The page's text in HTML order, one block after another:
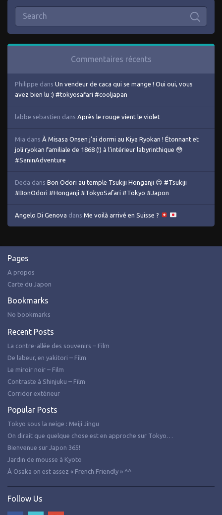
Commentaires récents
Philippe dans Un vendeur de caca qui se mange ! Oui oui, vous
avez bien lu :) #tokyosafari #cooljapan
labbe sebastien dans Après le rouge vient le violet
Mia dans À Misasa Onsen j’ai dormi au Kiya Ryokan ! Étonnant et
joli ryokan familiale de 1868 (!) à l’intérieur labyrinthique 😳
#SaninAdventure
Deda dans Bon Odori au temple Tsukiji Honganji 😍 #Tsukiji
#BonOdori #Honganji #TokyoSafari #Tokyo #Japon
Angelo Di Genova dans Me voilà arrivé en Suisse ?
Pages
A propos
Carte du Japon
Bookmarks
No bookmarks
Recent Posts
La contre-allée des souvenirs – Film
De labeur, en yakitori – Film
Le miroir noir – Film
Contraste à Shinjuku – Film
Corridor extérieur
Popular Posts
Tokyo sous la neige : Meiji Jingu
On dirait que quelque chose est en approche sur Tokyo…
Bienvenue sur Japon 365!
Jardin de mousse à Kyoto
À Osaka on est assez « French Friendly » ^^
Follow Us